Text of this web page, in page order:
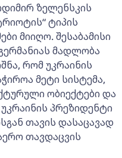
ზელენსკის
ტიპის
მიიღო. შესაბამისი
მადლობა
რომ უკრაინის
მეტი სისტემა,
ობიექტები და
პრეზიდენტი
თავის დასაცავად
თავდაცვის